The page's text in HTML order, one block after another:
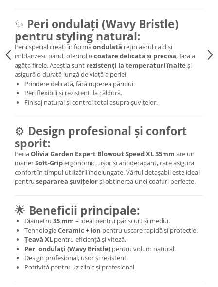
✨ Peri ondulați (Wavy Bristle)
pentru styling natural:
Perii special creați în formăondulată rețin aerul cald și
îmblânzesc părul, oferind o coafare delicată și precisă, fără a
agăța firele. Aceștia sunt rezistenți la temperaturi înalte și
asigură o durată lungă de viață a periei.
Prindere delicată, fără ruperea părului.
Peri flexibili și rezistenți la căldură.
Finisaj natural și control total asupra șuvițelor.
⚙️ Design profesional și confort
sporit:
PeriaOlivia Garden Expert Blowout Speed XL 35mm are un
mânerSoft-Gripergonomic, ușor și antiderapant, care asigură
confort în timpul utilizării îndelungate. Vârful detașabil este ideal
pentru separarea șuvițelorși obținerea unei coafuri perfecte.
🌟 Beneficii principale:
Diametru 35 mm – ideal pentru păr scurt și mediu.
TehnologieCeramic + Ion pentru uscare rapidă și protecție.
Țeavă XL pentru eficiență și viteză.
Peri ondulați (Wavy Bristle) pentru volum natural.
Design profesional, ușor și rezistent.
Potrivită pentru uz zilnic și profesional.